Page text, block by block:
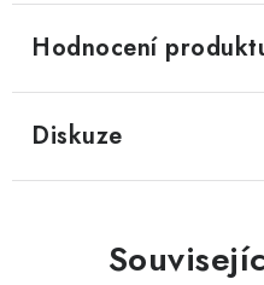
Hodnocení
Diskuze